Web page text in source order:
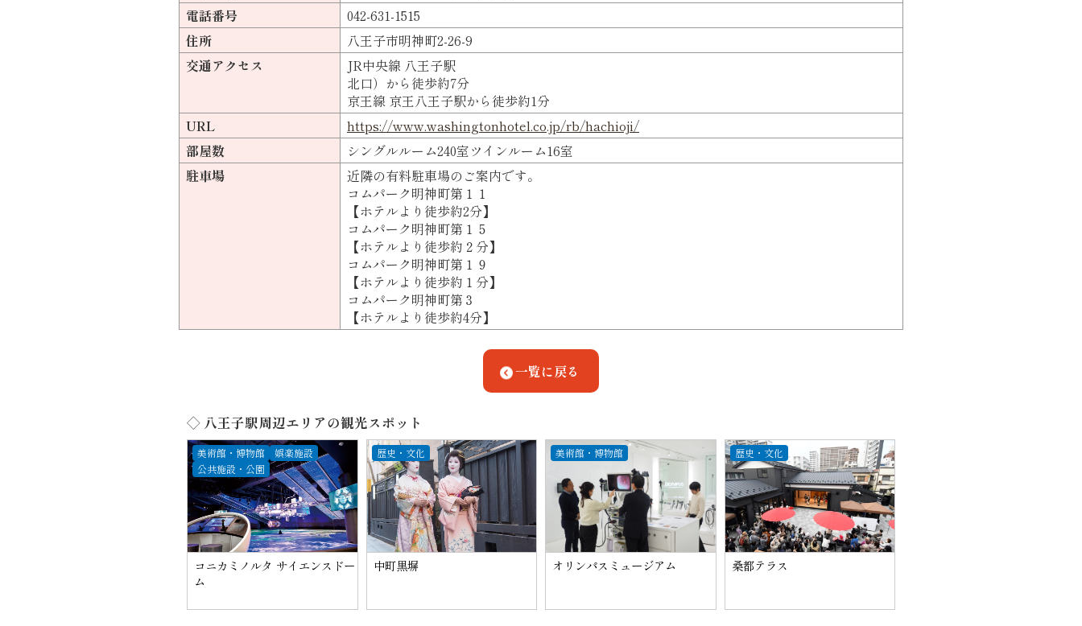
電話番号
042-631-1515
住所
八王子市明神町2-26-9
交通アクセス
JR中央線 八王子駅
北口）から徒歩約7分
京王線 京王八王子駅から徒歩約1分
URL
https://www.washingtonhotel.co.jp/rb/hachioji/
部屋数
シングルルーム240室ツインルーム16室
駐車場
近隣の有料駐車場のご案内です。
コムパーク明神町第１１
【ホテルより徒歩約2分】
コムパーク明神町第１５
【ホテルより徒歩約２分】
コムパーク明神町第１９
【ホテルより徒歩約１分】
コムパーク明神町第３
【ホテルより徒歩約4分】
一覧に戻る
◇ 八王子駅周辺エリアの観光スポット
美術館・博物館
娯楽施設
公共施設・公園
コニカミノルタ サイエンスドー
ム
歴史・文化
中町黒塀
美術館・博物館
オリンパスミュージアム
歴史・文化
桑都テラス